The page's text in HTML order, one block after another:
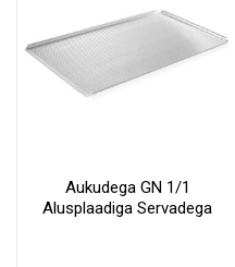
Aukudega GN 1/1
Alusplaadiga Servadega